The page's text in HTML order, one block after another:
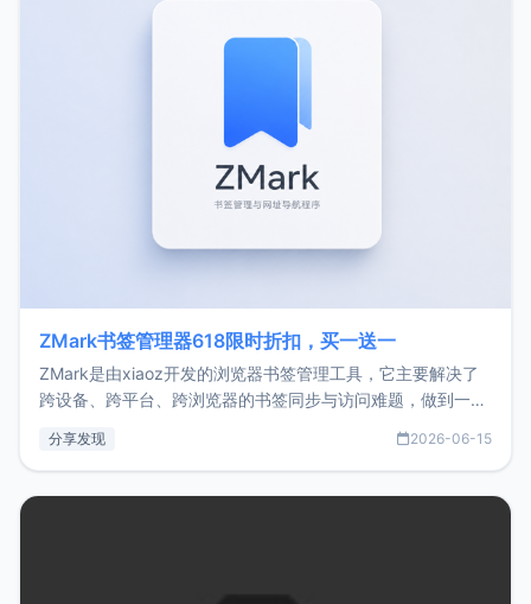
ZMark书签管理器618限时折扣，买一送一
ZMark是由xiaoz开发的浏览器书签管理工具，它主要解决了
跨设备、跨平台、跨浏览器的书签同步与访问难题，做到一处
用，让管理更高效。ZMark官网地址：
分享发现 2026-06-15